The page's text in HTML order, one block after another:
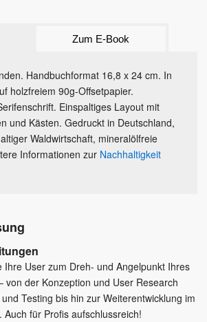
Zum E-Book
Handbuchformat 16,8 x 24 cm. In
holzfreiem 90g-Offsetpapier.
Einspaltiges Layout mit
und Kästen. Gedruckt in Deutschland,
Waldwirtschaft, mineralölfreie
Informationen zur Nachhaltigkeit
Ihre User zum Dreh- und Angelpunkt Ihres
von der Konzeption und User Research
Testing bis hin zur Weiterentwicklung im
Auch für Profis aufschlussreich!